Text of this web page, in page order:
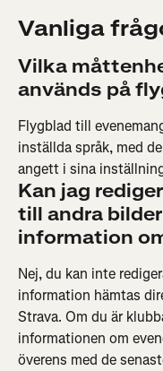
Vanliga
Vilka
används på
Flygblad till
inställda språk, med
angett i sina
Kan jag
till andra
information
Nej, du kan inte
information hämtas
Strava. Om du är
informationen om
överens med de